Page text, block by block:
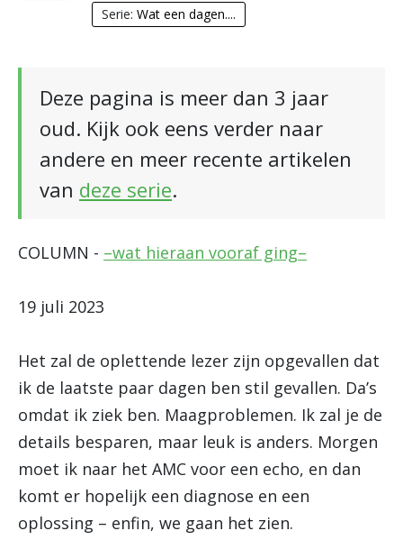
Serie: Wat een dagen....
Deze pagina is meer dan 3 jaar
oud. Kijk ook eens verder naar
andere en meer recente artikelen
van deze serie.
COLUMN - –wat hieraan vooraf ging–
19 juli 2023
Het zal de oplettende lezer zijn opgevallen dat
ik de laatste paar dagen ben stil gevallen. Da’s
omdat ik ziek ben. Maagproblemen. Ik zal je de
details besparen, maar leuk is anders. Morgen
moet ik naar het AMC voor een echo, en dan
komt er hopelijk een diagnose en een
oplossing – enfin, we gaan het zien.